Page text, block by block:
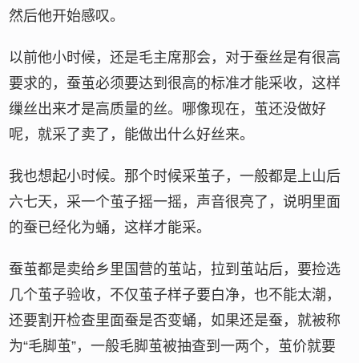
然后他开始感叹。
以前他小时候，还是毛主席那会，对于蚕丝是有很高
要求的，蚕茧必须要达到很高的标准才能采收，这样
缫丝出来才是高质量的丝。哪像现在，茧还没做好
呢，就采了卖了，能做出什么好丝来。
我也想起小时候。那个时候采茧子，一般都是上山后
六七天，采一个茧子摇一摇，声音很亮了，说明里面
的蚕已经化为蛹，这样才能采。
蚕茧都是卖给乡里国营的茧站，拉到茧站后，要捡选
几个茧子验收，不仅茧子样子要白净，也不能太潮，
还要割开检查里面蚕是否变蛹，如果还是蚕，就被称
为“毛脚茧”，一般毛脚茧被抽查到一两个，茧价就要